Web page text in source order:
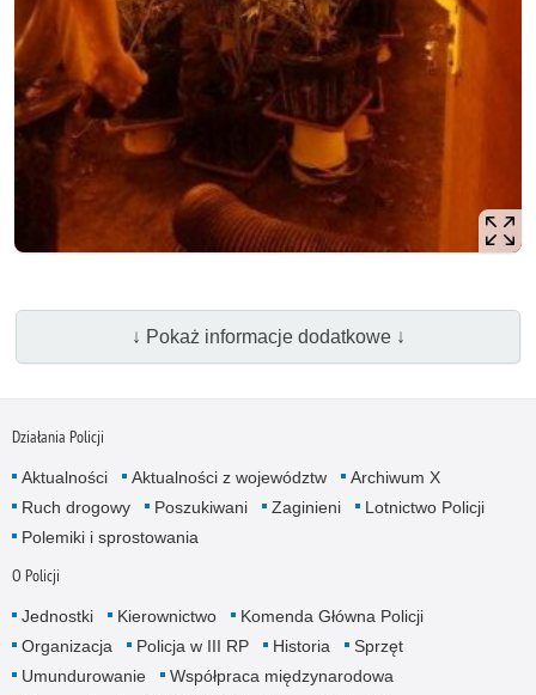
↓ Pokaż informacje dodatkowe ↓
Działania Policji
Aktualności Aktualności z województw
Archiwum X
Ruch drogowy
Poszukiwani Zaginieni
Lotnictwo Policji
Polemiki i sprostowania
O Policji
Jednostki Kierownictwo
Komenda Główna Policji
Organizacja
Policja w III RP Historia
Sprzęt
Umundurowanie
Współpraca międzynarodowa